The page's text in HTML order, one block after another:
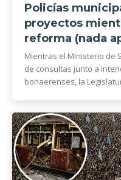
Policías
proyectos
reforma (nada
Mientras el Ministerio de
de consultas junto a
bonaerenses, la